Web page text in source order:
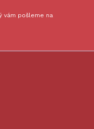
vám pošleme na